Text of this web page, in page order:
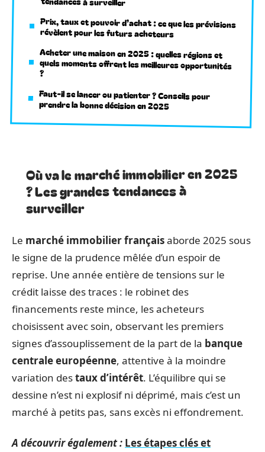
Prix, taux et pouvoir d’achat : ce que les prévisions
révèlent pour les futurs acheteurs
Acheter une maison en 2025 : quelles régions et
quels moments offrent les meilleures opportunités
?
Faut-il se lancer ou patienter ? Conseils pour
prendre la bonne décision en 2025
Où va le marché immobilier en 2025
? Les grandes tendances à
surveiller
Le marché immobilier françaisaborde 2025 sous
le signe de la prudence mêlée d’un espoir de
reprise. Une année entière de tensions sur le
crédit laisse des traces : le robinet des
financements reste mince, les acheteurs
choisissent avec soin, observant les premiers
signes d’assouplissement de la part de la banque
centrale européenne, attentive à la moindre
variation destaux d’intérêt. L’équilibre qui se
dessine n’est ni explosif ni déprimé, mais c’est un
marché à petits pas, sans excès ni effondrement.
A découvrir également : Les étapes clés et